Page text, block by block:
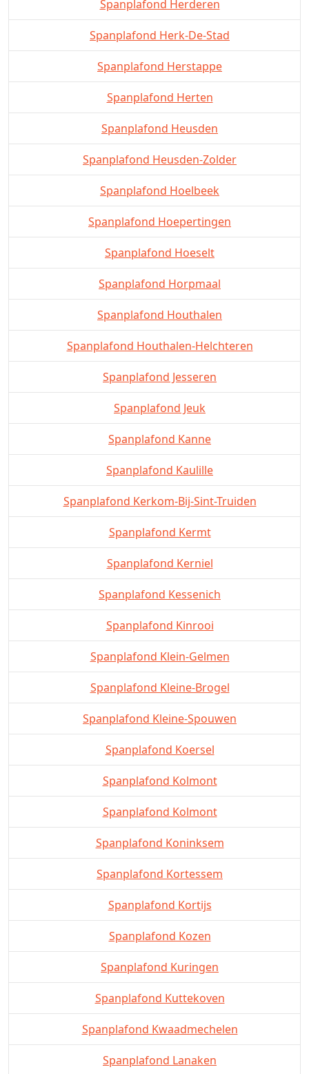
Spanplafond Herderen
Spanplafond Herk-De-Stad
Spanplafond Herstappe
Spanplafond Herten
Spanplafond Heusden
Spanplafond Heusden-Zolder
Spanplafond Hoelbeek
Spanplafond Hoepertingen
Spanplafond Hoeselt
Spanplafond Horpmaal
Spanplafond Houthalen
Spanplafond Houthalen-Helchteren
Spanplafond Jesseren
Spanplafond Jeuk
Spanplafond Kanne
Spanplafond Kaulille
Spanplafond Kerkom-Bij-Sint-Truiden
Spanplafond Kermt
Spanplafond Kerniel
Spanplafond Kessenich
Spanplafond Kinrooi
Spanplafond Klein-Gelmen
Spanplafond Kleine-Brogel
Spanplafond Kleine-Spouwen
Spanplafond Koersel
Spanplafond Kolmont
Spanplafond Kolmont
Spanplafond Koninksem
Spanplafond Kortessem
Spanplafond Kortijs
Spanplafond Kozen
Spanplafond Kuringen
Spanplafond Kuttekoven
Spanplafond Kwaadmechelen
Spanplafond Lanaken